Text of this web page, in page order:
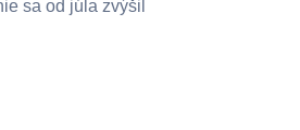
sa od júla zvýšil